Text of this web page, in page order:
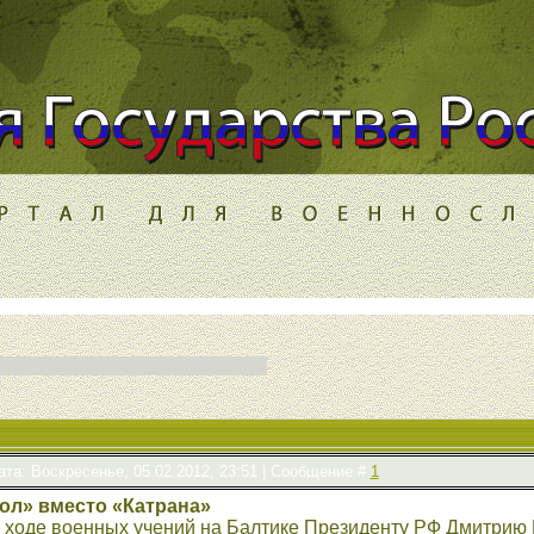
Воскресенье, 05.02.2012, 23:51 | Сообщение # 1
вместо «Катрана»
ходе военных учений на Балтике Президенту РФ